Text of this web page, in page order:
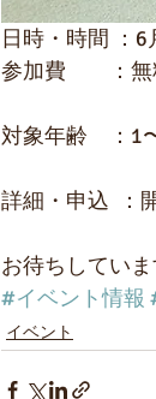
日時・時間 ：
参加費　　：
対象年齢　：1
詳細・申込  ：
お待ちしていま
#イベント情報
イベント